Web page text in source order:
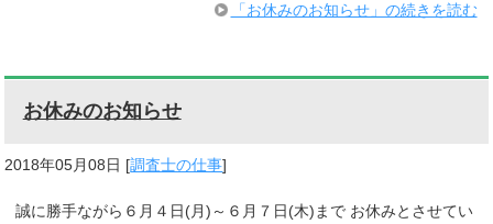
「お休みのお知らせ」の続きを読む
お休みのお知らせ
2018年05月08日 [調査士の仕事]
誠に勝手ながら６月４日(月)～６月７日(木)まで お休みとさせてい